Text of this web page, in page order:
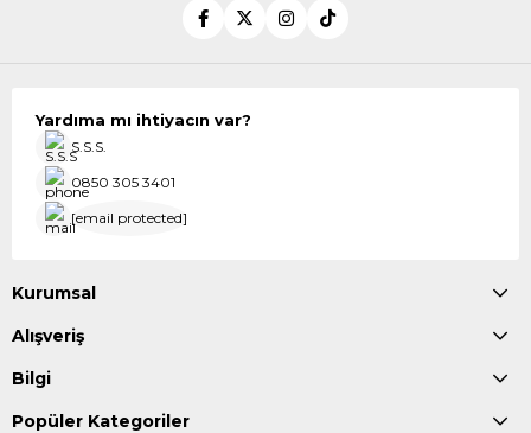
Yardıma mı ihtiyacın var?
S.S.S.
0850 305 3401
[email protected]
Kurumsal
Alışveriş
Bilgi
Popüler Kategoriler